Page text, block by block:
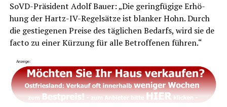
SoVD-Prä­si­dent Adolf Bau­er: „Die gering­fü­gi­ge Erhö­
hung der Hartz-IV-Regel­sät­ze ist blan­ker Hohn. Durch
die gestie­ge­nen Prei­se des täg­li­chen Bedarfs, wird sie de
fac­to zu einer Kür­zung für alle Betrof­fe­nen führen.“